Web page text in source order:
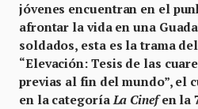
jóvenes encuentran en el
afrontar la vida en una
soldados, esta es la trama
“Elevación: Tesis de las
previas al fin del mundo”, el
en la categoríaLa Cinefen la